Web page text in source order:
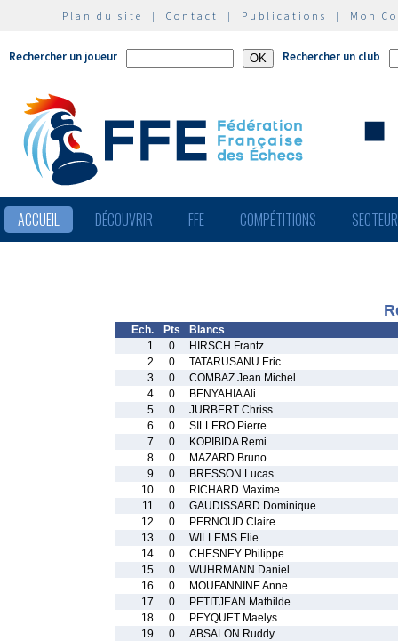
Plan du site | Contact | Publications | Mon
Rechercher un joueur Rechercher un club
ACCUEIL DÉCOUVRIR FFE COMPÉTITIONS
Ech. Pts
Blancs
1
0
HIRSCH Frantz
2
0
TATARUSANU Eric
3
0
COMBAZ Jean Michel
4
0
BENYAHIA Ali
5
0
JURBERT Chriss
6
0
SILLERO Pierre
7
0
KOPIBIDA Remi
8
0
MAZARD Bruno
9
0
BRESSON Lucas
10
0
RICHARD Maxime
11
0
GAUDISSARD Dominique
12
0
PERNOUD Claire
13
0
WILLEMS Elie
14
0
CHESNEY Philippe
15
0
WUHRMANN Daniel
16
0
MOUFANNINE Anne
17
0
PETITJEAN Mathilde
18
0
PEYQUET Maelys
19
0
ABSALON Ruddy